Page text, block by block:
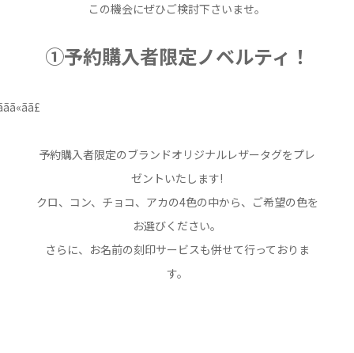
この機会にぜひご検討下さいませ。
①予約購入者限定ノベルティ！
予約購入者限定のブランドオリジナルレザータグをプレ
ゼントいたします!
クロ、コン、チョコ、アカの4色の中から、ご希望の色を
お選びください。
さらに、お名前の刻印サービスも併せて行っておりま
す。